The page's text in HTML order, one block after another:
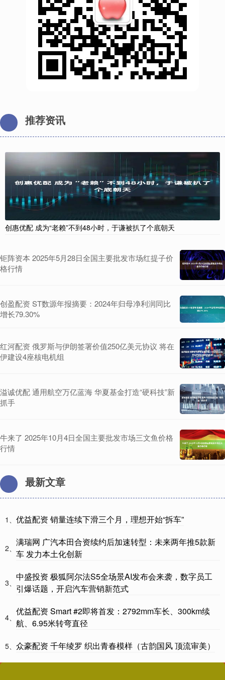
推荐资讯
创惠优配 成为“老赖”不到48小时，于谦被扒了个底朝天
钜阵资本 2025年5月28日全国主要批发市场红提子价
格行情
创盈配资 ST数源年报摘要：2024年归母净利润同比
增长79.30%
红河配资 俄罗斯与伊朗签署价值250亿美元协议 将在
伊建设4座核电机组
溢诚优配 通用航空万亿蓝海 华夏基金打造“硬科技”新
抓手
牛来了 2025年10月4日全国主要批发市场三文鱼价格
行情
最新文章
1、 优益配资 销量连续下滑三个月，理想开始“拆车”
2、
满瑞网 广汽本田合资续约后加速转型：未来两年推5款新
车 发力本土化创新
3、
中盛投资 极狐阿尔法S5全场景AI发布会来袭，数字员工
引爆话题，开启汽车营销新范式
4、
优益配资 Smart #2即将首发：2792mm车长、300km续
航、6.95米转弯直径
5、 众豪配资 千年绫罗 织出青春模样（古韵国风 顶流审美）